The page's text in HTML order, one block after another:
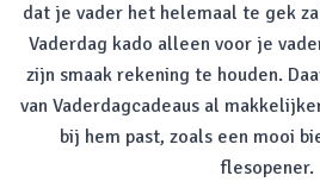
dat je vader het helemaal te gek
Vaderdag kado alleen voor je
zijn smaak rekening te houden.
van Vaderdagcadeaus al
bij hem past, zoals een mooi
flesopener.